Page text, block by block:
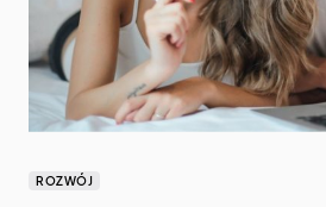
ROZWÓJ